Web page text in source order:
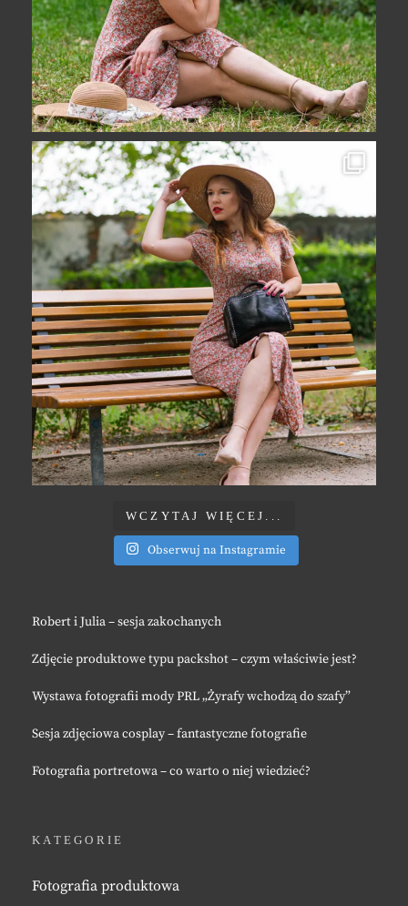
WCZYTAJ WIĘCEJ...
Obserwuj na Instagramie
Robert i Julia – sesja zakochanych
Zdjęcie produktowe typu packshot – czym właściwie jest?
Wystawa fotografii mody PRL „Żyrafy wchodzą do szafy”
Sesja zdjęciowa cosplay – fantastyczne fotografie
Fotografia portretowa – co warto o niej wiedzieć?
KATEGORIE
Fotografia produktowa